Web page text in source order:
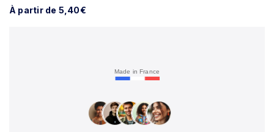
À partir de 5,40€
Made in France